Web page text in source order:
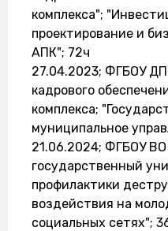
комплекса";
проектирование и
АПК"; 72ч
27.04.2023; ФГБОУ
кадрового
комплекса;
муниципальное
21.06.2024; ФГБОУ
государственный
профилактики
воздействия на
социальных сетях";